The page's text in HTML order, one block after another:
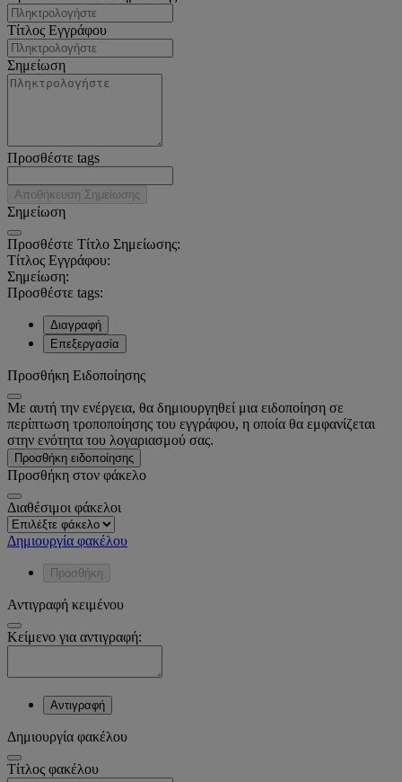
Τίτλος Εγγράφου
Σημείωση
Προσθέστε tags
Αποθήκευση Σημείωσης
Σημείωση
Προσθέστε Τίτλο Σημείωσης:
Τίτλος Εγγράφου:
Σημείωση:
Προσθέστε tags:
Διαγραφή
Επεξεργασία
Προσθήκη Ειδοποίησης
Με αυτή την ενέργεια, θα δημιουργηθεί μια ειδοποίηση σε
περίπτωση τροποποίησης του εγγράφου, η οποία θα εμφανίζεται
στην ενότητα του λογαριασμού σας.
Προσθήκη ειδοποίησης
Προσθήκη στον φάκελο
Διαθέσιμοι φάκελοι
Δημιουργία φακέλου
Προσθήκη
Αντιγραφή κειμένου
Κείμενο για αντιγραφή:
Αντιγραφή
Δημιουργία φακέλου
Tίτλος φακέλου